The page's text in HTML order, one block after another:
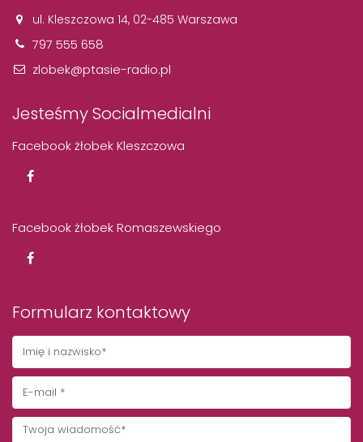
ul. Kleszczowa 14, 02-485 Warszawa
797 555 658
zlobek@ptasie-radio.pl
Jesteśmy Socialmedialni
Facebook żłobek Kleszczowa
Facebook żłobek Romaszewskiego
Formularz kontaktowy